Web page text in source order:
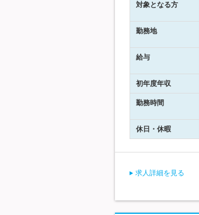
対象となる方
勤務地
給与
初年度年収
勤務時間
休日・休暇
求人詳細を見る